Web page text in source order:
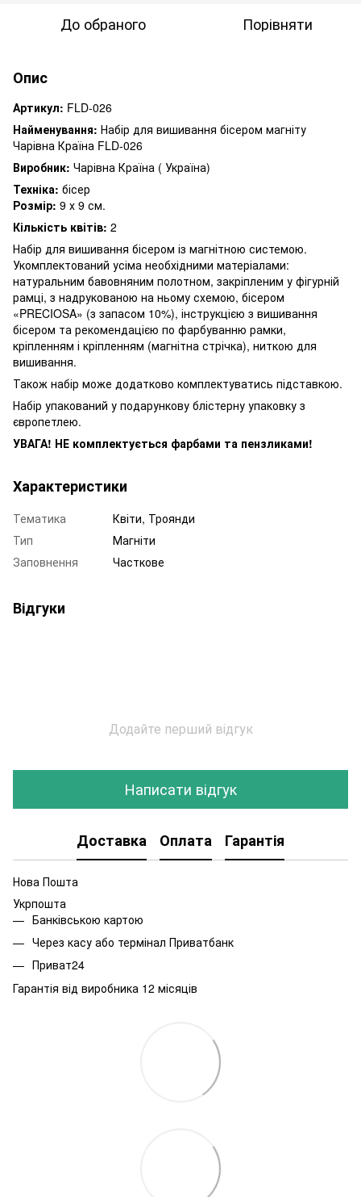
До обраного Порівняти
Опис
Артикул: FLD-026
Найменування: Набір для вишивання бісером магніту
Чарівна Країна FLD-026
Виробник: Чарівна Країна ( Україна)
Техніка: бісер
Розмір: 9 х 9 см.
Кількість квітів: 2
Набір для вишивання бісером із магнітною системою.
Укомплектований усіма необхідними матеріалами:
натуральним бавовняним полотном, закріпленим у фігурній
рамці, з надрукованою на ньому схемою, бісером
«PRECIOSA» (з запасом 10%), інструкцією з вишивання
бісером та рекомендацією по фарбуванню рамки,
кріпленням і кріпленням (магнітна стрічка), ниткою для
вишивання.
Також набір може додатково комплектуватись підставкою.
Набір упакований у подарункову блістерну упаковку з
європетлею.
УВАГА! НЕ комплектується фарбами та пензликами!
Характеристики
Тематика
Квіти, Троянди
Тип
Магніти
Заповнення
Часткове
Відгуки
Додайте перший відгук
Написати відгук
Доставка Оплата Гарантія
Нова Пошта
Укрпошта
Банківською картою
Через касу або термінал Приватбанк
Приват24
Гарантія від виробника 12 місяців